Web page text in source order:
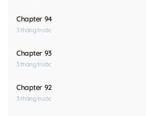
Chapter 94
3 tháng trước
Chapter 93
3 tháng trước
Chapter 92
3 tháng trước